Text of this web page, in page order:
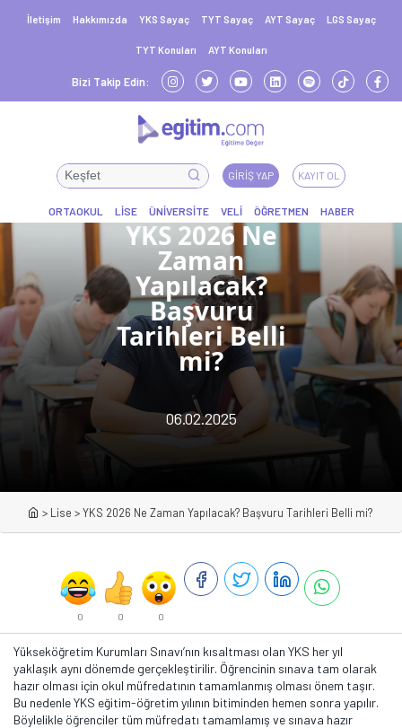
İletişim Hakkımızda YKS Sayaç TYT Sayaç AYT Sayaç LGS Sayaç
TYT Konuları AYT Konuları
Bizi Takip Edin:
GIRIŞ YAP KAYIT OL
YKS 2026 Ne
Zaman
Yapılacak?
Başvuru
Tarihleri Belli
mi?
06.02.2025
> Lise >YKS 2026 Ne Zaman Yapılacak? Başvuru Tarihleri Belli mi?
0 0 0
Yükseköğretim Kurumları Sınavı’nın kısaltması olan YKS her yıl
yaklaşık aynı dönemde gerçekleştirilir. Öğrencinin sınava tam olarak
hazır olması için okul müfredatının tamamlanmış olması önem taşır.
Bu nedenle YKS eğitim-öğretim yılının bitiminden hemen sonra yapılır.
Böylelikle öğrenciler tüm müfredatı tamamlamış ve sınava hazır